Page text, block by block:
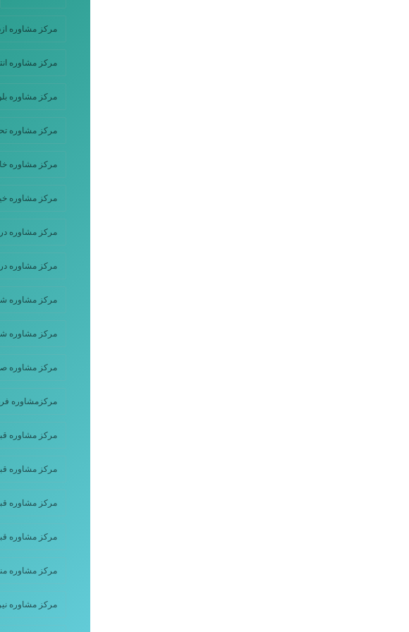
مرکز مشاوره
مرکز مشاوره
مرکز مشاوره
مرکز مشاوره
مرکز مشاوره
مرکز مشاوره
مرکز مشاوره در
مرکز مشاوره
مرکز مشاوره
مرکز مشاوره
مرکز مشاوره
مرکزمشاوره
مرکز مشاوره
مرکز مشاوره
مرکز مشاوره
مرکز مشاوره
مرکز مشاوره
مرکز مشاوره